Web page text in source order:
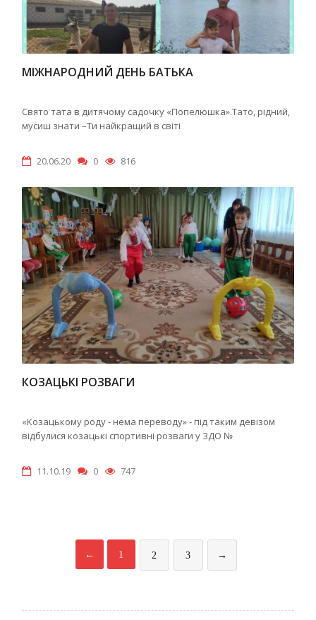
МІЖНАРОДНИЙ ДЕНЬ БАТЬКА
Свято тата в дитячому садочку «Попелюшка».Тато, рідний,
мусиш знати –Ти найкращий в світі
20.06.20 0 816
КОЗАЦЬКІ РОЗВАГИ
«Козацькому роду - нема переводу» - під таким девізом
відбулися козацькі спортивні розваги у ЗДО №
11.10.19 0 747
← 1 2 3 →